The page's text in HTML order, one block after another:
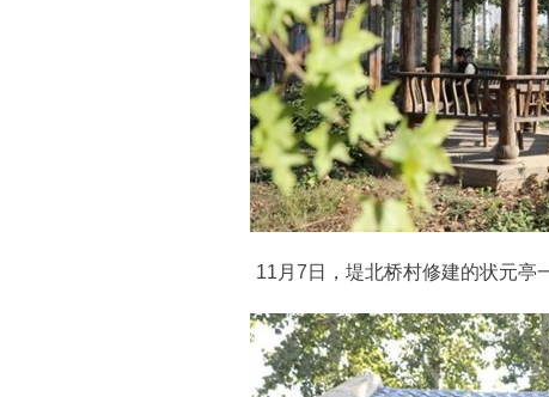
11月7日，堤北桥村修建的状元亭